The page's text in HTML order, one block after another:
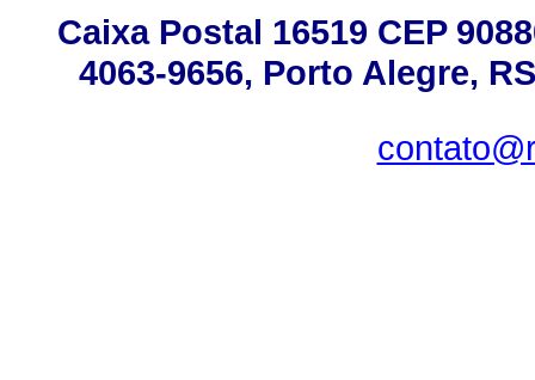
Caixa Postal 16519 CEP
4063-9656, Porto Alegre,